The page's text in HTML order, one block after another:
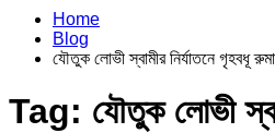
Home
Blog
যৌতুক লোভী স্বামীর নির্যাতনে গৃহবধূ
Tag: যৌতুক লোভী